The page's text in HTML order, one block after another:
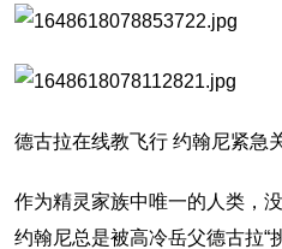
德古拉在线教飞行 约翰尼紧急
作为精灵家族中唯一的人类，
约翰尼总是被高冷岳父德古拉“